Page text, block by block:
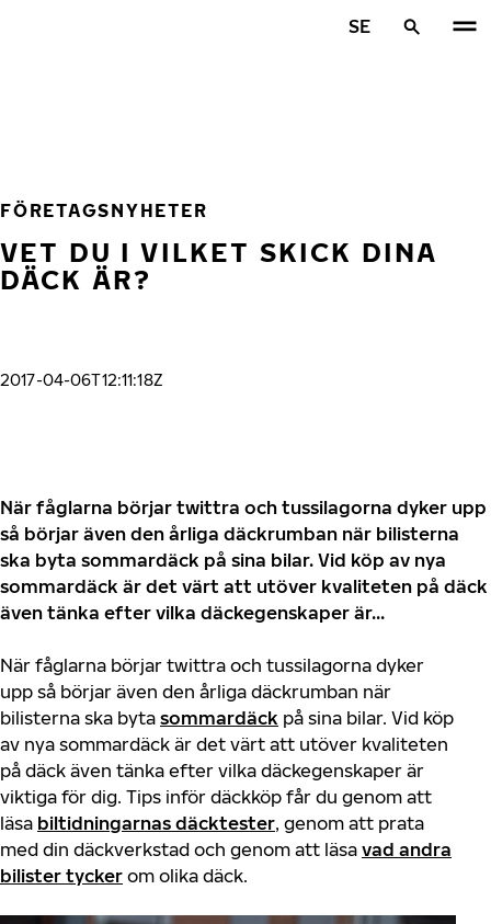
SE
FÖRETAGSNYHETER
VET DU I VILKET SKICK DINA
DÄCK ÄR?
2017-04-06T12:11:18Z
När fåglarna börjar twittra och tussilagorna dyker upp
så börjar även den årliga däckrumban när bilisterna
ska byta sommardäck på sina bilar. Vid köp av nya
sommardäck är det värt att utöver kvaliteten på däck
även tänka efter vilka däckegenskaper är...
När fåglarna börjar twittra och tussilagorna dyker
upp så börjar även den årliga däckrumban när
bilisterna ska byta sommardäck på sina bilar. Vid köp
av nya sommardäck är det värt att utöver kvaliteten
på däck även tänka efter vilka däckegenskaper är
viktiga för dig. Tips inför däckköp får du genom att
läsa biltidningarnas däcktester, genom att prata
med din däckverkstad och genom att läsa vad andra
bilister tycker om olika däck.